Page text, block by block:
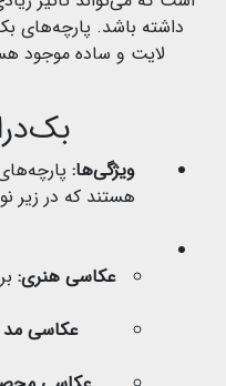
داشته باشد. پارچه‌های
لایت و ساده موجود
ویژگی‌ها:
عکاسی هنری:
عکاسی